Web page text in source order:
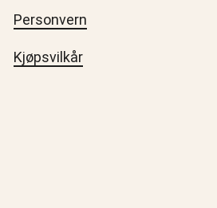
Personvern
Kjøpsvilkår